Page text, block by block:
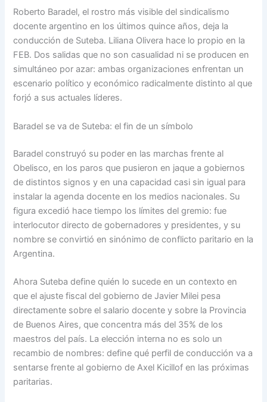
Roberto Baradel, el rostro más visible del sindicalismo
docente argentino en los últimos quince años, deja la
conducción de Suteba. Liliana Olivera hace lo propio en la
FEB. Dos salidas que no son casualidad ni se producen en
simultáneo por azar: ambas organizaciones enfrentan un
escenario político y económico radicalmente distinto al que
forjó a sus actuales líderes.
Baradel se va de Suteba: el fin de un símbolo
Baradel construyó su poder en las marchas frente al
Obelisco, en los paros que pusieron en jaque a gobiernos
de distintos signos y en una capacidad casi sin igual para
instalar la agenda docente en los medios nacionales. Su
figura excedió hace tiempo los límites del gremio: fue
interlocutor directo de gobernadores y presidentes, y su
nombre se convirtió en sinónimo de conflicto paritario en la
Argentina.
Ahora Suteba define quién lo sucede en un contexto en
que el ajuste fiscal del gobierno de Javier Milei pesa
directamente sobre el salario docente y sobre la Provincia
de Buenos Aires, que concentra más del 35% de los
maestros del país. La elección interna no es solo un
recambio de nombres: define qué perfil de conducción va a
sentarse frente al gobierno de Axel Kicillof en las próximas
paritarias.